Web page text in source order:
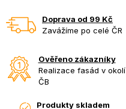
Doprava od 99 Kč
Zavážíme po celé ČR
Ověřeno zákazníky
Realizace fasád v okolí
ČB
Produkty skladem